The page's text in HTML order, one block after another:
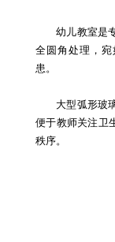
幼儿教室是
全圆角处理，
患。
大型弧形玻
便于教师关注卫
秩序。